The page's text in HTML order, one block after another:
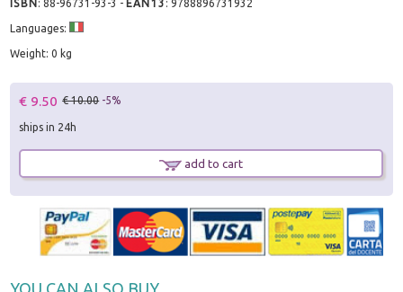
ISBN:88-96731-93-3 - EAN13 :9788896731932
Languages:
Weight: 0 kg
€ 9.50 € 10.00 -5%
ships in 24h
add to cart